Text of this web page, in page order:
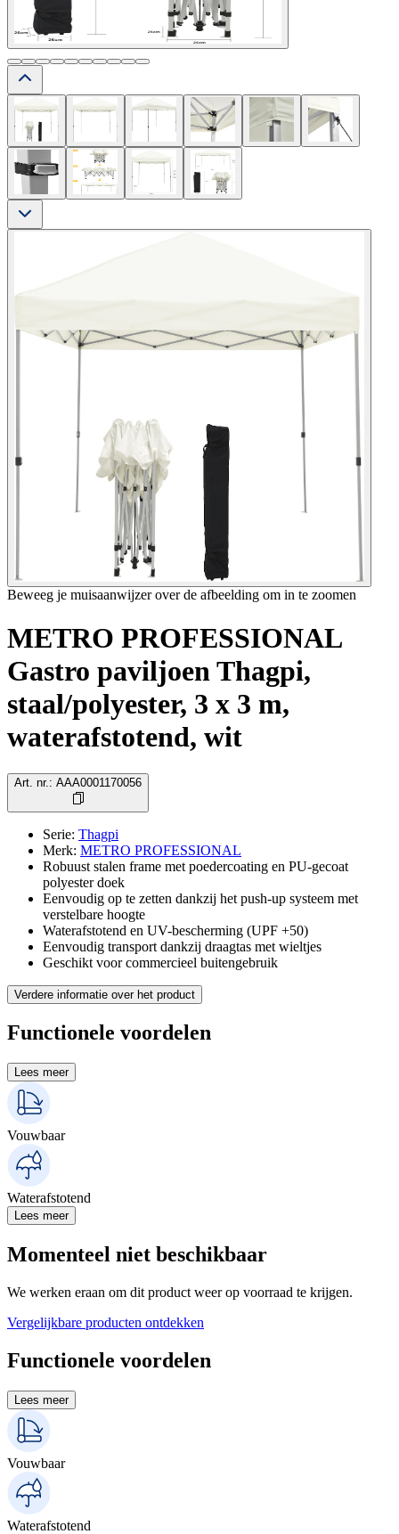
Beweeg je muisaanwijzer over de afbeelding om in te zoomen
METRO PROFESSIONAL
Gastro paviljoen Thagpi,
staal/polyester, 3 x 3 m,
waterafstotend, wit
Art. nr. : AAA0001170056
Serie: Thagpi
Merk: METRO PROFESSIONAL
Robuust stalen frame met poedercoating en PU-gecoat
polyester doek
Eenvoudig op te zetten dankzij het push-up systeem met
verstelbare hoogte
Waterafstotend en UV-bescherming (UPF +50)
Eenvoudig transport dankzij draagtas met wieltjes
Geschikt voor commercieel buitengebruik
Verdere informatie over het product
Functionele voordelen
Lees meer
Vouwbaar
Waterafstotend
Lees meer
Momenteel niet beschikbaar
We werken eraan om dit product weer op voorraad te krijgen.
Vergelijkbare producten ontdekken
Functionele voordelen
Lees meer
Vouwbaar
Waterafstotend